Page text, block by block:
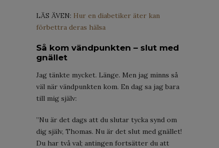
LÄS ÄVEN: Hur en diabetiker äter kan
förbettra deras hälsa
Så kom vändpunkten – slut med
gnället
Jag tänkte mycket. Länge. Men jag minns så
väl när vändpunkten kom. En dag sa jag bara
till mig själv:
”Nu är det dags att du slutar tycka synd om
dig själv, Thomas. Nu är det slut med gnället!
Du har två val; antingen fortsätter du att